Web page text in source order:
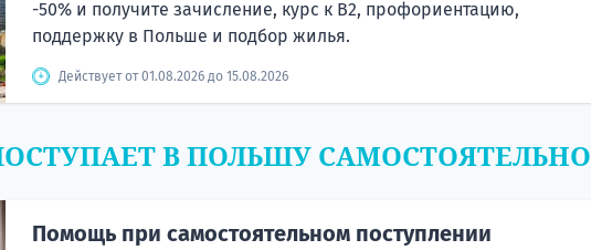
-50% и получите зачисление, курс к B2, профориентацию,
поддержку в Польше и подбор жилья.
Действует от 01.08.2026 до 15.08.2026
В ПОЛЬШУ САМОСТОЯТЕЛЬНО
Помощь при самостоятельном поступлении